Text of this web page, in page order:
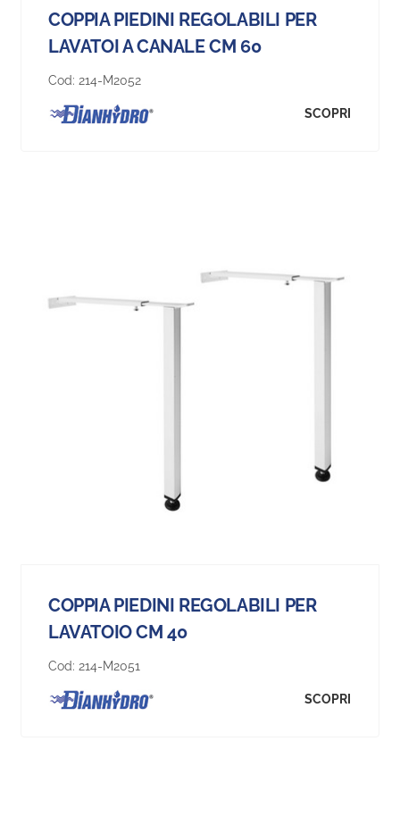
COPPIA PIEDINI REGOLABILI PER
LAVATOI A CANALE CM 60
Cod: 214-M2052
SCOPRI
COPPIA PIEDINI REGOLABILI PER
LAVATOIO CM 40
Cod: 214-M2051
SCOPRI